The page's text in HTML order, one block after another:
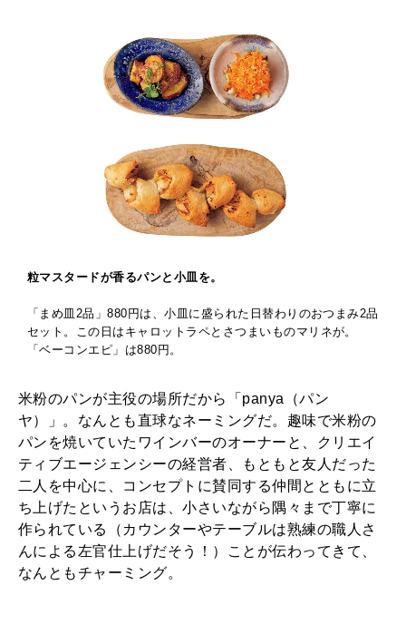
粒マスタードが香るパンと小皿を。
「まめ皿2品」880円は、小皿に盛られた日替わりのおつまみ2品
セット。この日はキャロットラペとさつまいものマリネが。
「ベーコンエピ」は880円。
米粉のパンが主役の場所だから「panya（パン
ヤ）」。なんとも直球なネーミングだ。趣味で米粉の
パンを焼いていたワインバーのオーナーと、クリエイ
ティブエージェンシーの経営者、もともと友人だった
二人を中心に、コンセプトに賛同する仲間とともに立
ち上げたというお店は、小さいながら隅々まで丁寧に
作られている（カウンターやテーブルは熟練の職人さ
んによる左官仕上げだそう！）ことが伝わってきて、
なんともチャーミング。